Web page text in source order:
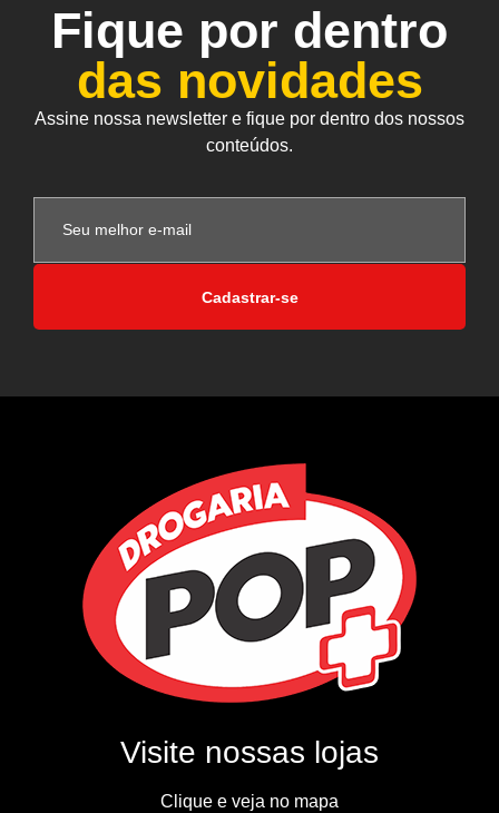
Fique por dentro
das novidades
Assine nossa newsletter e fique por dentro dos nossos
conteúdos.
Cadastrar-se
Visite nossas lojas
Clique e veja no mapa